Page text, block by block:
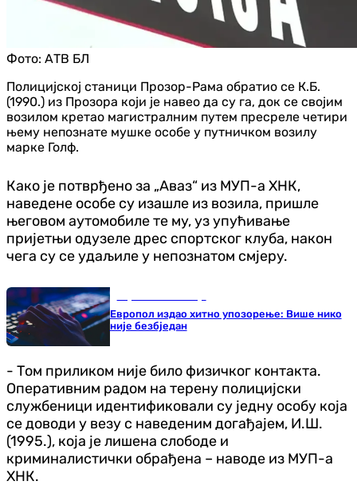
Фото: АТВ БЛ
Полицијској станици Прозор-Рама обратио се К.Б.
(1990.) из Прозора који је навео да су га, док се својим
возилом кретао магистралним путем пресреле четири
њему непознате мушке особе у путничком возилу
марке Голф.
Како је потврђено за „Аваз“ из МУП-а ХНК,
наведене особе су изашле из возила, пришле
његовом аутомобиле те му, уз упућивање
пријетњи одузеле дрес спортског клуба, након
чега су се удаљиле у непознатом смјеру.
Европол издао хитно упозорење: Више нико
није безбједан
- Том приликом није било физичког контакта.
Оперативним радом на терену полицијски
службеници идентификовали су једну особу која
се доводи у везу с наведеним догађајем, И.Ш.
(1995.), која је лишена слободе и
криминалистички обрађена – наводе из МУП-а
ХНК.